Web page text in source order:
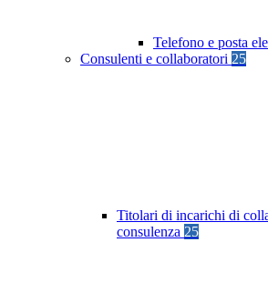
Telefono e posta
Consulenti e collaboratori 25
Titolari di incarichi di
consulenza 25